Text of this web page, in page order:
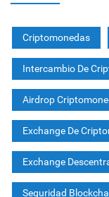
Criptomonedas
Intercambio De
Airdrop
Exchange De
Exchange
Seguridad